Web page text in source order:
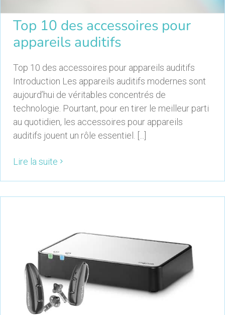
Top 10 des accessoires pour
appareils auditifs
Top 10 des accessoires pour appareils auditifs
Introduction Les appareils auditifs modernes sont
aujourd’hui de véritables concentrés de
technologie. Pourtant, pour en tirer le meilleur parti
au quotidien, les accessoires pour appareils
auditifs jouent un rôle essentiel. [...]
Lire la suite